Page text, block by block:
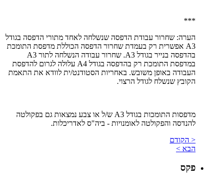
***
הערה: שחרור עבודת הדפסה שנשלחה לאחד מתורי הדפסה בגודל
A3 אפשרית רק בעמדת שחרור הדפסה הכוללת מדפסת התומכת
בהדפסה בנייר בגודל A3. שחרור עבודה הנשלחה לתור A3
במדפסת התומכת רק בהדפסה בגודל A4 עלולה לגרום להדפסת
העבודה באופן משובש. באחריות הסטודנט/ית לוודא את התאמת
הקובץ שנשלח לגודל הרצוי.
מדפסות התומכות בגודל A3 ש/ל או צבע נמצאות גם בפקולטה
להנדסה והפקולטה לאומנויות - ביה"ס לאדריכלות.
< הקודם
הבא >
פקס